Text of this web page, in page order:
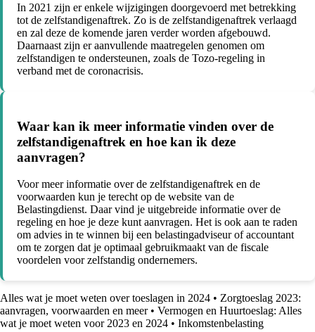
In 2021 zijn er enkele wijzigingen doorgevoerd met betrekking
tot de zelfstandigenaftrek. Zo is de zelfstandigenaftrek verlaagd
en zal deze de komende jaren verder worden afgebouwd.
Daarnaast zijn er aanvullende maatregelen genomen om
zelfstandigen te ondersteunen, zoals de Tozo-regeling in
verband met de coronacrisis.
Waar kan ik meer informatie vinden over de
zelfstandigenaftrek en hoe kan ik deze
aanvragen?
Voor meer informatie over de zelfstandigenaftrek en de
voorwaarden kun je terecht op de website van de
Belastingdienst. Daar vind je uitgebreide informatie over de
regeling en hoe je deze kunt aanvragen. Het is ook aan te raden
om advies in te winnen bij een belastingadviseur of accountant
om te zorgen dat je optimaal gebruikmaakt van de fiscale
voordelen voor zelfstandig ondernemers.
Alles wat je moet weten over toeslagen in 2024 • Zorgtoeslag 2023:
aanvragen, voorwaarden en meer• Vermogen en Huurtoeslag: Alles
wat je moet weten voor 2023 en 2024 • Inkomstenbelasting